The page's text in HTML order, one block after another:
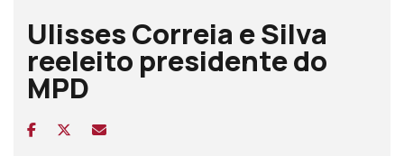
Ulisses Correia e Silva
reeleito presidente do
MPD